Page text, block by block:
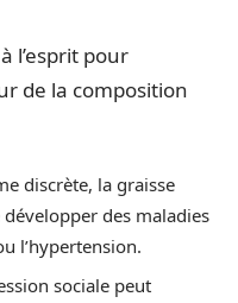
l’esprit pour
de la composition
discrète, la graisse
des maladies
l’hypertension.
sociale peut